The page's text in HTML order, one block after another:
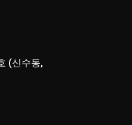
(신수동,